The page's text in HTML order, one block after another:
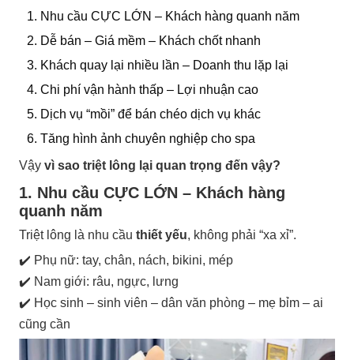
1. Nhu cầu CỰC LỚN – Khách hàng quanh năm
2. Dễ bán – Giá mềm – Khách chốt nhanh
3. Khách quay lại nhiều lần – Doanh thu lặp lại
4. Chi phí vận hành thấp – Lợi nhuận cao
5. Dịch vụ “mồi” để bán chéo dịch vụ khác
6. Tăng hình ảnh chuyên nghiệp cho spa
Vậy vì sao triệt lông lại quan trọng đến vậy?
1. Nhu cầu CỰC LỚN – Khách hàng
quanh năm
Triệt lông là nhu cầu thiết yếu, không phải “xa xỉ”.
✔️ Phụ nữ: tay, chân, nách, bikini, mép
✔️ Nam giới: râu, ngực, lưng
✔️ Học sinh – sinh viên – dân văn phòng – mẹ bỉm – ai
cũng cần